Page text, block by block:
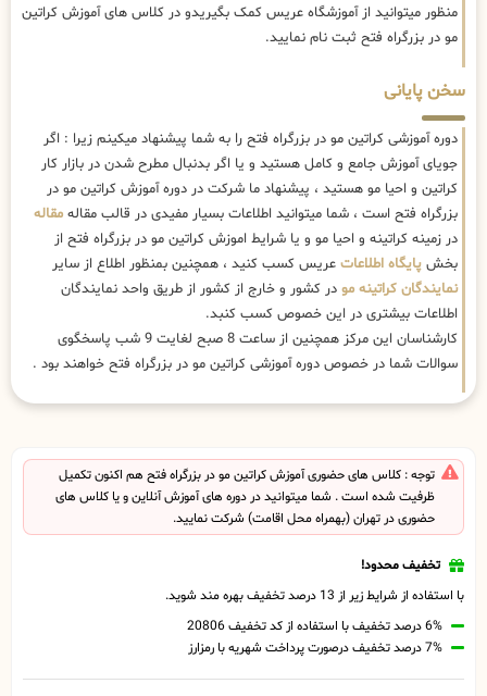
منظور میتوانید از آموزشگاه عریس کمک بگیریدو در کلاس های آموزش کراتین
مو در بزرگراه فتح ثبت نام نمایید.
سخن پایانی
دوره آموزشی کراتین مو در بزرگراه فتح را به شما پیشنهاد میکینم زیرا : اگر
جویای آموزش جامع و کامل هستید و یا اگر بدنبال مطرح شدن در بازار کار
کراتین و احیا مو هستید ، پیشنهاد ما شرکت در دوره آموزش کراتین مو در
بزرگراه فتح است ، شما میتوانید اطلاعات بسیار مفیدی در قالب مقاله مقاله
در زمینه کراتینه و احیا مو و یا شرایط اموزش کراتین مو در بزرگراه فتح از
بخش پایگاه اطلاعات عریس کسب کنید ، همچنین بمنظور اطلاع از سایر
نمایندگان کراتینه مو در کشور و خارج از کشور از طریق واحد نمایندگان
اطلاعات بیشتری در این خصوص کسب کنبد.
کارشناسان این مرکز همچنین از ساعت 8 صبح لغایت 9 شب پاسخگوی
سوالات شما در خصوص دوره آموزشی کراتین مو در بزرگراه فتح خواهند بود .
توجه : کلاس های حضوری آموزش کراتین مو در بزرگراه فتح هم اکنون تکمیل
ظرفیت شده است . شما میتوانید در دوره های آموزش آنلاین و یا کلاس های
حضوری در تهران (بهمراه محل اقامت) شرکت نمایید.
تخفیف محدود!
با استفاده از شرایط زیر از 13 درصد تخفیف بهره مند شوید.
6% درصد تخفیف با استفاده از کد تخفیف 20806
7% درصد تخفیف درصورت پرداخت شهریه با رمزارز